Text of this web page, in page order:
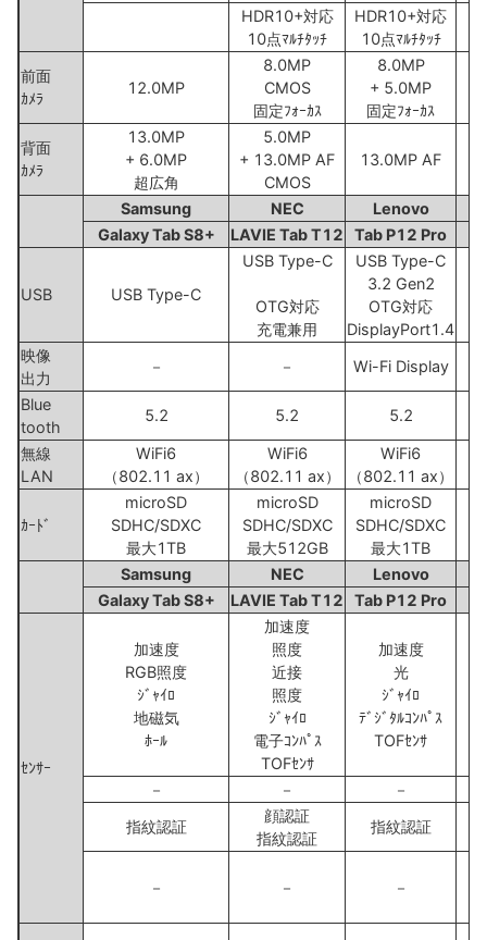
HDR10+対応
10点ﾏﾙﾁﾀｯﾁ
HDR10+対応
10点ﾏﾙﾁﾀｯﾁ
前面
ｶﾒﾗ
12.0MP
8.0MP
CMOS
固定ﾌｫｰｶｽ
8.0MP
+ 5.0MP
固定ﾌｫｰｶｽ
背面
ｶﾒﾗ
13.0MP
+ 6.0MP
超広角
5.0MP
+ 13.0MP AF
CMOS
13.0MP AF
Samsung NEC
Lenovo
Galaxy Tab S8+
LAVIE Tab T12 Tab P12 Pro
USB USB Type-C
USB Type-C
OTG対応
充電兼用
USB Type-C
3.2 Gen2
OTG対応
DisplayPort1.4
映像
出力
－ － Wi-Fi Display
Blue
tooth
5.2 5.2 5.2
無線
LAN
WiFi6
（802.11 ax）
WiFi6
（802.11 ax）
WiFi6
（802.11 ax）
ｶｰﾄﾞ
microSD
SDHC/SDXC
最大1TB
microSD
SDHC/SDXC
最大512GB
microSD
SDHC/SDXC
最大1TB
Samsung
NEC
Lenovo
Galaxy Tab S8+
LAVIE Tab T12 Tab P12 Pro
ｾﾝｻｰ
加速度
RGB照度
ｼﾞｬｲﾛ
地磁気
ﾎｰﾙ
加速度
照度
近接
照度
ｼﾞｬｲﾛ
電子ｺﾝﾊﾟｽ
TOFｾﾝｻ
加速度
光
ｼﾞｬｲﾛ
ﾃﾞｼﾞﾀﾙｺﾝﾊﾟｽ
TOFｾﾝｻ
－ －
－
指紋認証
顔認証
指紋認証
指紋認証
－ － －